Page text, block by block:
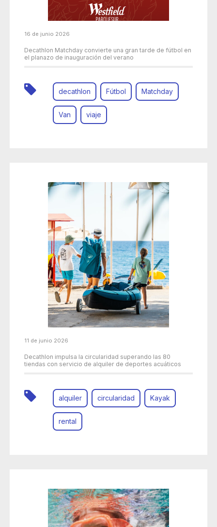
16 de junio 2026
Decathlon Matchday convierte una gran tarde de fútbol en
el planazo de inauguración del verano
decathlon Fútbol Matchday
Van viaje
11 de junio 2026
Decathlon impulsa la circularidad superando las 80
tiendas con servicio de alquiler de deportes acuáticos
alquiler circularidad Kayak
rental